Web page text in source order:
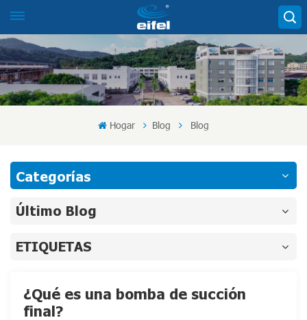
Hogar Blog Blog
Categorías
Último Blog
ETIQUETAS
¿Qué es una bomba de succión
final?